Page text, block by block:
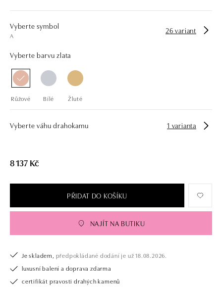
Vyberte symbol
A
26 variant
Vyberte barvu zlata
Růžové Bílé Žluté
Vyberte váhu drahokamu 1 varianta
8 137 Kč
PŘIDAT DO KOŠÍKU
NAJÍT NA BUTIKU
Je skladem, předpokládané dodání je už 18.08.2026.
luxusní balení a doprava zdarma
certifikát pravosti drahých kamenů